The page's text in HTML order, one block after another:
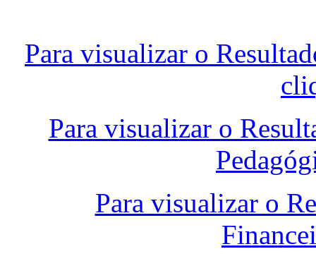
Para visualizar o
Para visualizar o
Para visualizar o